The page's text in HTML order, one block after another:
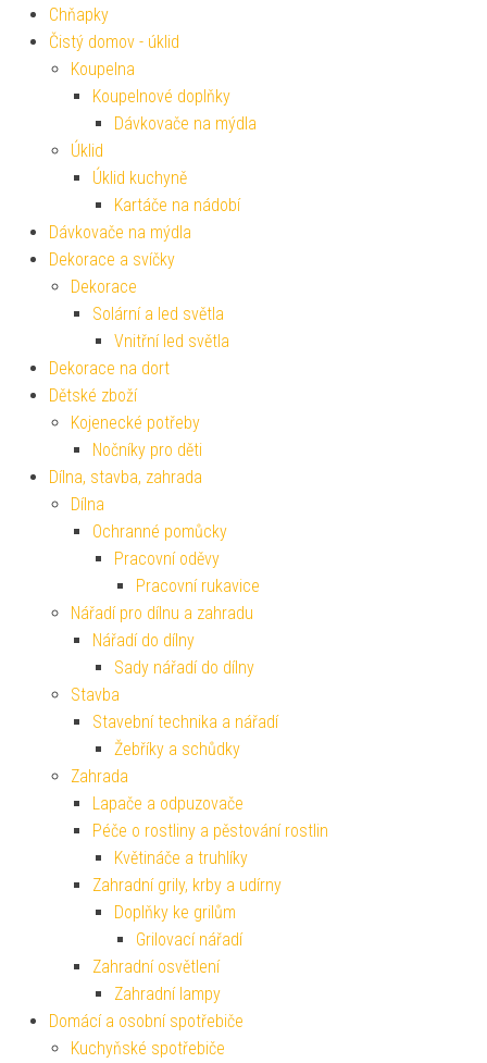
Chňapky
Čistý domov - úklid
Koupelna
Koupelnové doplňky
Dávkovače na mýdla
Úklid
Úklid kuchyně
Kartáče na nádobí
Dávkovače na mýdla
Dekorace a svíčky
Dekorace
Solární a led světla
Vnitřní led světla
Dekorace na dort
Dětské zboží
Kojenecké potřeby
Nočníky pro děti
Dílna, stavba, zahrada
Dílna
Ochranné pomůcky
Pracovní oděvy
Pracovní rukavice
Nářadí pro dílnu a zahradu
Nářadí do dílny
Sady nářadí do dílny
Stavba
Stavební technika a nářadí
Žebříky a schůdky
Zahrada
Lapače a odpuzovače
Péče o rostliny a pěstování rostlin
Květináče a truhlíky
Zahradní grily, krby a udírny
Doplňky ke grilům
Grilovací nářadí
Zahradní osvětlení
Zahradní lampy
Domácí a osobní spotřebiče
Kuchyňské spotřebiče